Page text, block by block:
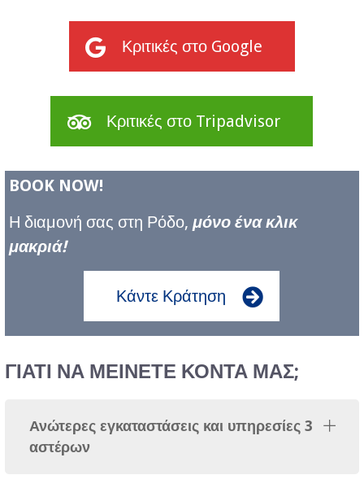
Κριτικές στο Google
Κριτικές στο Tripadvisor
BOOK NOW!
Η διαμονή σας στη Ρόδο, μόνο ένα κλικ
μακριά!
Κάντε Κράτηση
ΓΙΑΤΙ ΝΑ ΜΕΙΝΕΤΕ ΚΟΝΤΑ ΜΑΣ;
Ανώτερες εγκαταστάσεις και υπηρεσίες 3
αστέρων